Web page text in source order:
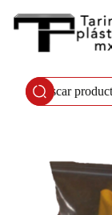
Buscar
por: